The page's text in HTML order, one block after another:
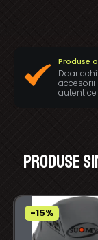
Produse
Doar
accesorii
autentice
Produse
-15%